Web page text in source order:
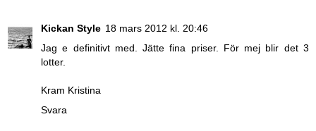
Kickan Style 18 mars 2012 kl. 20:46
Jag e definitivt med. Jätte fina priser. För mej blir det 3
lotter.
Kram Kristina
Svara